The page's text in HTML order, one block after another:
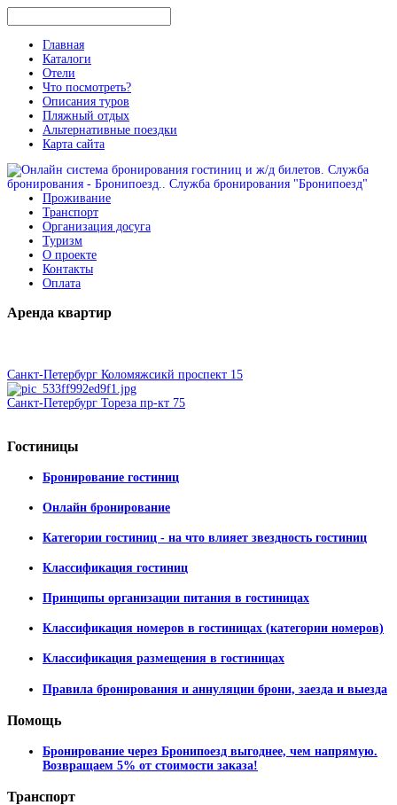
Главная
Каталоги
Отели
Что посмотреть?
Описания туров
Пляжный отдых
Альтернативные поездки
Карта сайта
Проживание
Транспорт
Организация досуга
Туризм
О проекте
Контакты
Оплата
Аренда квартир
Санкт-Петербург Коломяжсикй проспект 15
Санкт-Петербург Тореза пр-кт 75
Гостиницы
Бронирование гостиниц
Онлайн бронирование
Категории гостиниц - на что влияет звездность гостиниц
Классификация гостиниц
Принципы организации питания в гостиницах
Классификация номеров в гостиницах (категории номеров)
Классификация размещения в гостиницах
Правила бронирования и аннуляции брони, заезда и выезда
Помощь
Бронирование через Бронипоезд выгоднее, чем напрямую.
Возвращаем 5% от стоимости заказа!
Транспорт